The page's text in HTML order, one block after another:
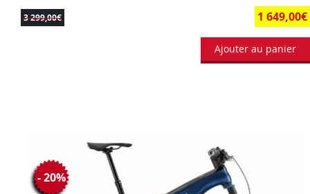
3 299,00€ 1 649,00€
Ajouter au panier
- 20%